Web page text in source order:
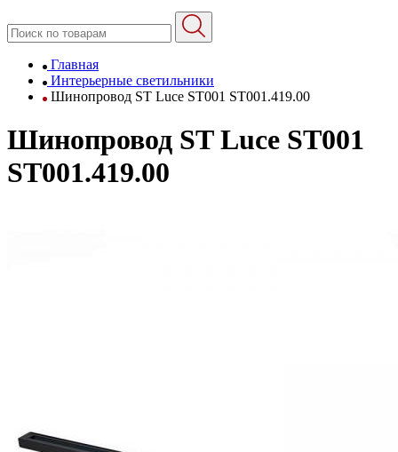
Главная
Интерьерные светильники
Шинопровод ST Luce ST001 ST001.419.00
Шинопровод ST Luce ST001
ST001.419.00